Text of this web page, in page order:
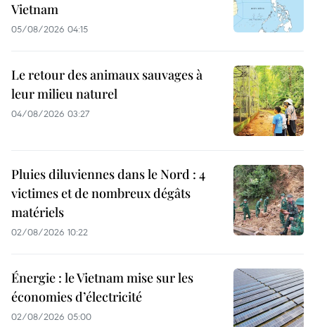
Vietnam
05/08/2026 04:15
Le retour des animaux sauvages à
leur milieu naturel
04/08/2026 03:27
Pluies diluviennes dans le Nord : 4
victimes et de nombreux dégâts
matériels
02/08/2026 10:22
Énergie : le Vietnam mise sur les
économies d’électricité
02/08/2026 05:00